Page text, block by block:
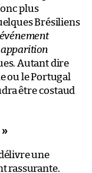
plus
Brésiliens
apparition
Autant dire
ou le Portugal
être costaud
»
une
rassurante.